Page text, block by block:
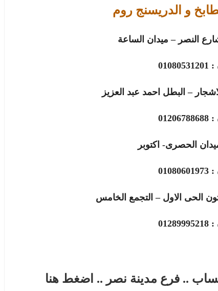
و الدريسنج روم
النصر – ميدان الساعة
:
01080531201
– البطل احمد عبد العزيز
:
01206788688
الحصرى- اكتوبر
:
01080601973
الحى الاول – التجمع الخامس
:
01289995218
.. فرع مدينة نصر .. اضغط هنا